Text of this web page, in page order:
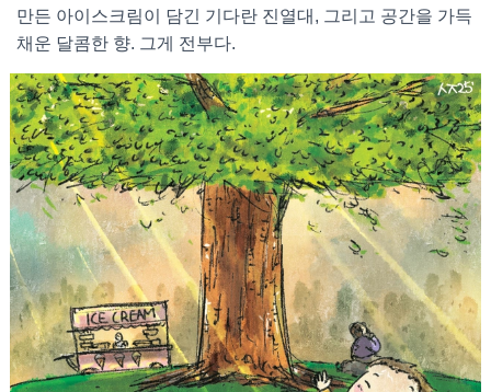
만든 아이스크림이 담긴 기다란 진열대, 그리고 공간을 가득
채운 달콤한 향. 그게 전부다.